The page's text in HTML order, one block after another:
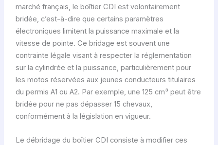
marché français, le boîtier CDI est volontairement
bridée, c’est-à-dire que certains paramètres
électroniques limitent la puissance maximale et la
vitesse de pointe. Ce bridage est souvent une
contrainte légale visant à respecter la réglementation
sur la cylindrée et la puissance, particulièrement pour
les motos réservées aux jeunes conducteurs titulaires
du permis A1 ou A2. Par exemple, une 125 cm³ peut être
bridée pour ne pas dépasser 15 chevaux,
conformément à la législation en vigueur.
Le débridage du boîtier CDI consiste à modifier ces